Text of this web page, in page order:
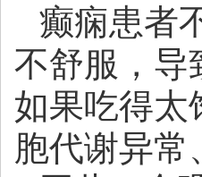
癫痫患者
不舒服，导
如果吃得太
胞代谢异